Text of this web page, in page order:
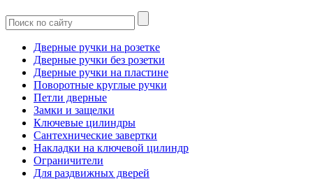
Дверные ручки на розетке
Дверные ручки без розетки
Дверные ручки на пластине
Поворотные круглые ручки
Петли дверные
Замки и защелки
Ключевые цилиндры
Сантехнические завертки
Накладки на ключевой цилиндр
Ограничители
Для раздвижных дверей